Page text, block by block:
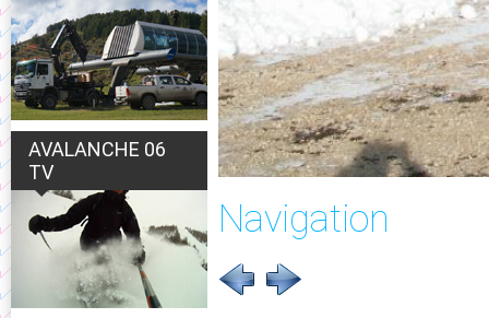
AVALANCHE 06
TV
Navigation